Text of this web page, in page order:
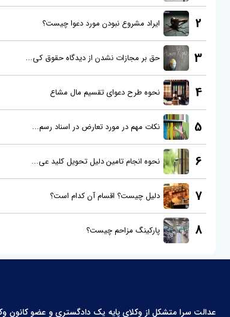
2 ایراد مشروع نبودن مورد دعوا چیست؟
3 حق بر مجازات نشدن از دیدگاه حقوق کی...
4 نحوه طرح دعوای تقسیم مال مشاع
5 نکات مهم در مورد تعارض در اسناد رسم...
6 نحوه انجام تامین دلیل تحویل کلید عی...
7 دلیل چیست؟ اقسام آن کدام است؟
8 پارکینگ مزاحم چیست؟
عدالت سرا متشکل از وکلای پایه یک دادگستری و عضو کانون